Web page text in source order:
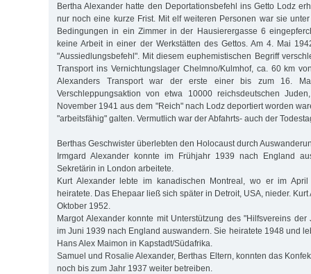
Bertha Alexander hatte den Deportationsbefehl ins Getto Lodz
nur noch eine kurze Frist. Mit elf weiteren Personen war sie
Bedingungen in ein Zimmer in der Hausierergasse 6
keine Arbeit in einer der Werkstätten des Gettos. Am 4. Mai
"Aussiedlungsbefehl". Mit diesem euphemistischen Begriff
Transport ins Vernichtungslager Chelmno/Kulmhof, ca. 60 km
Alexanders Transport war der erste einer bis zum 16.
Verschleppungsaktion von etwa 10000 reichsdeutschen
November 1941 aus dem "Reich" nach Lodz deportiert worden
"arbeitsfähig" galten. Vermutlich war der Abfahrts- auch der
Berthas Geschwister überlebten den Holocaust durch
Irmgard Alexander konnte im Frühjahr 1939 nach England
Sekretärin in London arbeitete.
Kurt Alexander lebte im kanadischen Montreal, wo er im
heiratete. Das Ehepaar ließ sich später in Detroit, USA, nieder.
Oktober 1952.
Margot Alexander konnte mit Unterstützung des "Hilfsvereins
im Juni 1939 nach England auswandern. Sie heiratete 1948 und
Hans Alex Maimon in Kapstadt/Südafrika.
Samuel und Rosalie Alexander, Berthas Eltern, konnten das
noch bis zum Jahr 1937 weiter betreiben.